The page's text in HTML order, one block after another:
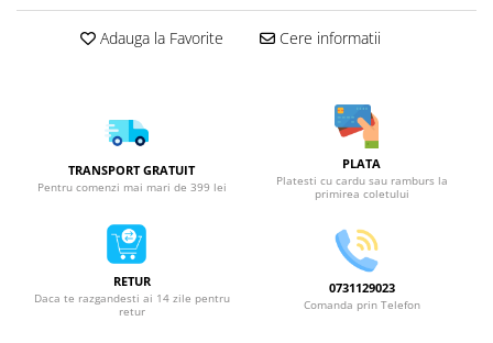
Adauga la Favorite Cere informatii
TRANSPORT GRATUIT
Pentru comenzi mai mari de 399 lei
PLATA
Platesti cu cardu sau ramburs la
primirea coletului
RETUR
Daca te razgandesti ai 14 zile pentru
retur
0731129023
Comanda prin Telefon